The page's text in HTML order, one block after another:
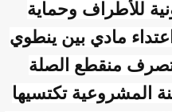
للأطراف وحماية
مادي بين ينطوي
منقطع الصلة
المشروعية تكتسيها